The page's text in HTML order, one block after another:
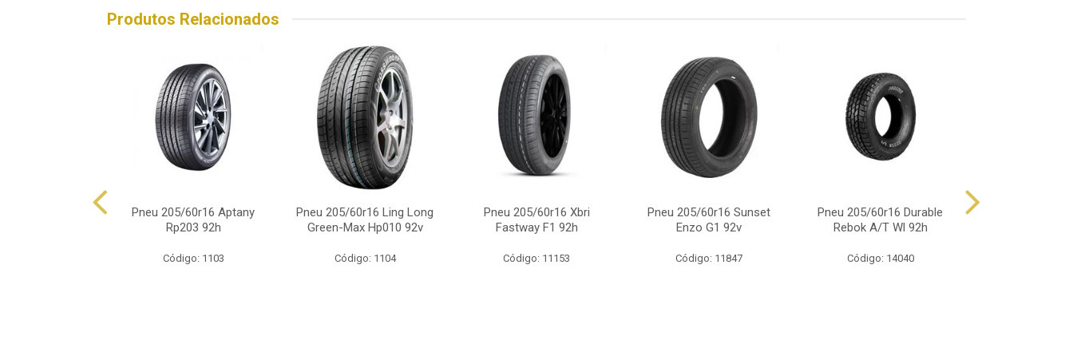
Produtos Relacionados
Pneu 205/60r16 Aptany
Rp203 92h
Código: 1103
Pneu 205/60r16 Ling Long
Green-Max Hp010 92v
Código: 1104
Pneu 205/60r16 Xbri
Fastway F1 92h
Código: 11153
Pneu 205/60r16 Sunset
Enzo G1 92v
Código: 11847
Pneu 205/60r16 Durable
Rebok A/T Wl 92h
Código: 14040